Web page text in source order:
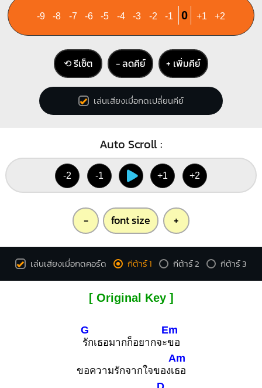
-9 -8 -7 -6 -5 -4 -3 -2 -1 0 +1 +2
⟲ รีเซ็ต − ลดคีย์ + เพิ่มคีย์
เล่นเสียงเมื่อกดเปลี่ยนคีย์
Auto Scroll :
-2 -1 +1 +2
- font size +
เล่นเสียงเมื่อกดคอร์ด กีต้าร์ 1 กีต้าร์ 2 กีต้าร์ 3
[ Original Key ]
G
รักเธอมากก็อยากจะ
Em
ขอ
ขอความรักจากใจของเ
Am
ธอ